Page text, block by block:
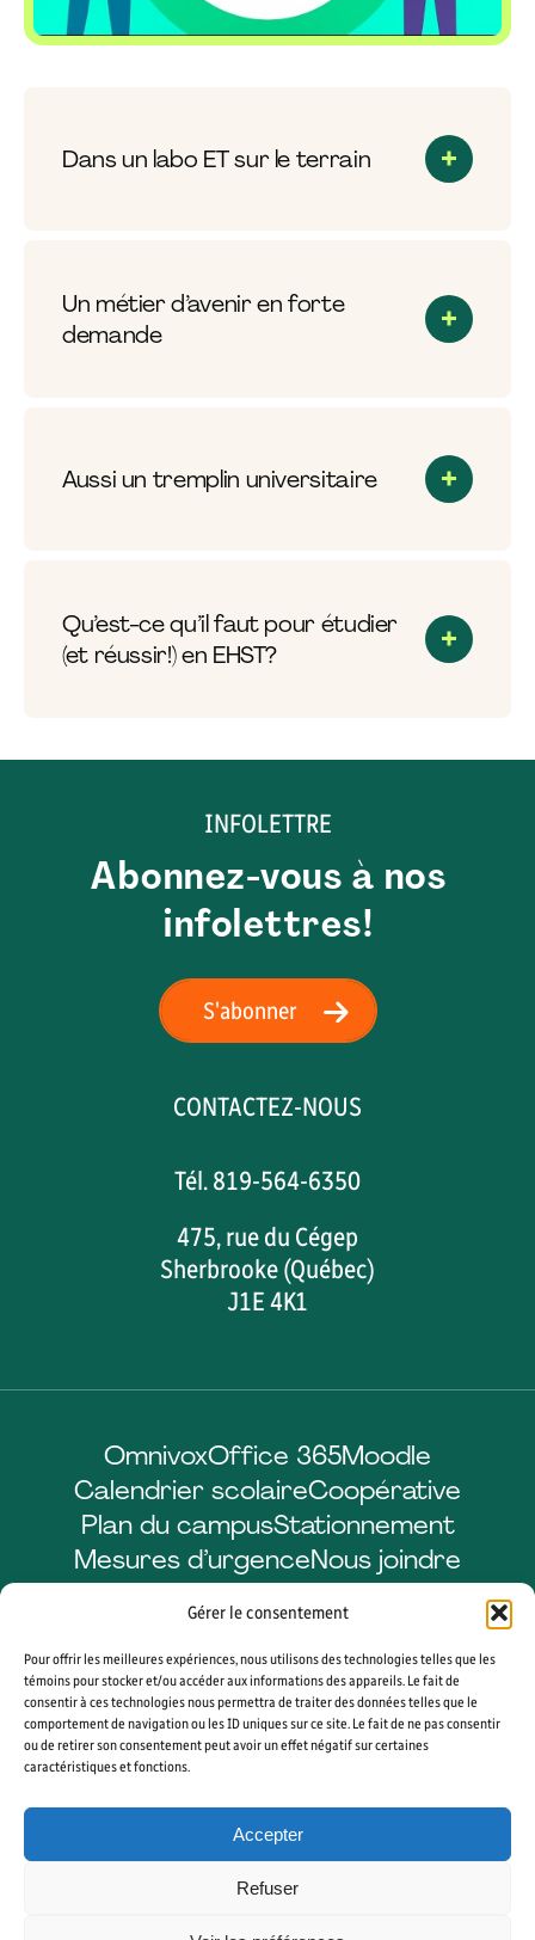
Gérer le consentement
Pour offrir les meilleures expériences, nous utilisons des technologies telles que les
témoins pour stocker et/ou accéder aux informations des appareils. Le fait de
consentir à ces technologies nous permettra de traiter des données telles que le
comportement de navigation ou les ID uniques sur ce site. Le fait de ne pas consentir
ou de retirer son consentement peut avoir un effet négatif sur certaines
caractéristiques et fonctions.
Accepter
Refuser
Dans un labo ET sur le terrain
Un métier d’avenir en forte
demande
Aussi un tremplin universitaire
Qu’est-ce qu’il faut pour étudier
(et réussir!) en EHST?
INFOLETTRE
Abonnez-vous à nos
infolettres!
S'abonner
CONTACTEZ-NOUS
Tél. 819-564-6350
475, rue du Cégep
Sherbrooke (Québec)
J1E 4K1
OmnivoxOffice 365Moodle
Calendrier scolaireCoopérative
Plan du campusStationnement
Mesures d’urgenceNous joindre
FacebookLinkedInInstagramYouTube
© 2026 CÉGEP DE SHERBROOKE. TOUS DROITS RÉSERVÉS. AGENCE WEB
PLAN DU SITE GÉRER MES COOKIES